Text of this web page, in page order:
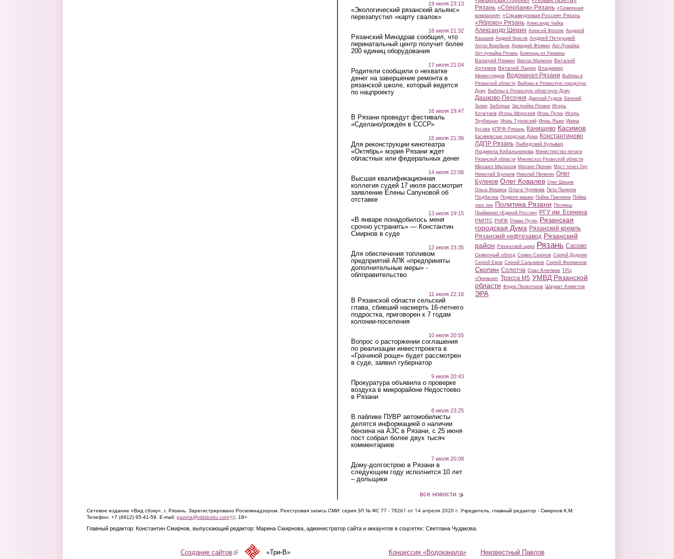
19 июля 23:13
«Экологический рязанский альянс»
перезапустил «карту свалок»
18 июля 21:32
Рязанский Минздрав сообщил, что
перинатальный центр получит более
200 единиц оборудования
17 июля 21:04
Родители сообщили о нехватке
денег на завершение ремонта в
рязанской школе, который ведется
по нацпроекту
16 июля 19:47
В Рязани проведут фестиваль
«Сделано/рождён в СССР»
15 июля 21:36
Для реконструкции кинотеатра
«Октябрь» мэрия Рязани ждет
областных или федеральных денег
14 июля 22:06
Высшая квалификационная
коллегия судей 17 июля рассмотрит
заявление Елены Сапуновой об
отставке
13 июля 19:15
«В январе понадобилось меня
срочно устранить» — Константин
Смирнов в суде
12 июля 23:35
Для обеспечения топливом
предприятий АПК «предприняты
дополнительные меры» -
облправительство
11 июля 22:16
В Рязанской области сельский
глава, сбивший насмерть 16-летнего
подростка, приговорен к 7 годам
колонии-поселения
10 июля 20:55
Вопрос о расторжении соглашения
по реализации инвестпроекта в
«Грачиной роще» будет рассмотрен
в суде, заявил губернатор
9 июля 20:43
Прокуратура объявила о проверке
воздуха в микрорайоне Недостоево
в Рязани
8 июля 23:25
В паблике ПУВР автомобилисты
делятся информацией о наличии
бензина на АЗС в Рязани, с 25 июня
пост собрал более двух тысяч
комментариев
7 июля 20:08
Дому-долгострою в Рязани в
следующем году исполнится 10 лет
– дольщики
все новости
Рязань «Сбербанк» Рязань «Северная
компания» «Справедливая Россия» Рязань
«Яблоко» Рязань Александр Чайка
Александр Шерин Алексей Фролов Андрей
Кашаев Андрей Красов Андрей Петруцкий
Антон Воробьев Аркадий Фомин Арт-Лужайка
Арт-лужайка Рязань Беженцы из Украины
Валерий Рюмин Виктор Малюгин Виталий
Артемов Виталий Ларин Владимир
Мимоглядов Водоканал Рязани Выборы в
Рязанской области Выборы в Рязанскую городскую
Думу Выборы в Рязанскую областную Думу
Дашково-Песочня Дмитрий Гудков Евгений
Зызин Заборье Застройка Рязани Игорь
Кочетков Игорь Морозов Игорь Путин Игорь
Трубицын Игорь Туровский Игорь Яшин Ирина
Кусова КПРФ Рязань Канищево Касимов
Касимовская городская Дума Константиново
ЛДПР Рязань Лыбедский бульвар
Людмила Кибальникова Министерство печати
Рязанской области Минлесхоз Рязанской области
Михаил Малахов Михаил Пронин Мост через Оку
Николай Булаев Николай Пилюгин Олег
Булеков Олег Ковалев Олег Шишов
Ольга Мишина Ольга Чуляева Петр Пыленок
Подбелка Поджоги машин Пойма Павловки Пойма
трех рек Политика Рязани Поляны
Праймериз «Единой России» РГУ им. Есенина
РМПТС РНПК Роман Путин Рязанская
городская Дума Рязанский кремль
Рязанский нефтезавод Рязанский
район Рязанский цирк Рязань Сасово
Северный обход Семен Сазонов Сергей Дудукин
Сергей Ежов Сергей Сальников Сергей Филимонов
Скопин Солотча Спас-Клепики ТРЦ
«Премьер» Трасса М5 УМВД Рязанской
области Федор Провоторов Шаукат Ахметов
ЭРА
Сетевое издание «Вид сбоку», г. Рязань. Зарегистрировано Роскомнадзором. Реестровая запись СМИ: серия ЭЛ № ФС 77 - 78261 от 14 апреля 2020 г. Учредитель, главный редактор - Смирнов К.М.
Телефон: +7 (4912) 95-41-59. E-mail: gazeta@vidsboku.com(link sends e-mail)
. 18+
Главный редактор: Константин Смирнов, выпускающий редактор: Марина Смирнова, администратор сайта и аккаунтов в соцсетях: Светлана Чудакова.
Концессия «Водоканала» Неизвестный Павлов
Создание сайтов(link is external)«Три-В»